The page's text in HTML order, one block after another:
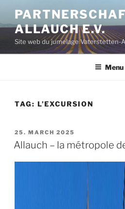
contenu
principal
ALLAUCH E.V.
Site web du jumelage Vaterstetten-
Menu
TAG: L’EXCURSION
PUBLIÉ
LE
25. MARCH 2025
Allauch – la métropole